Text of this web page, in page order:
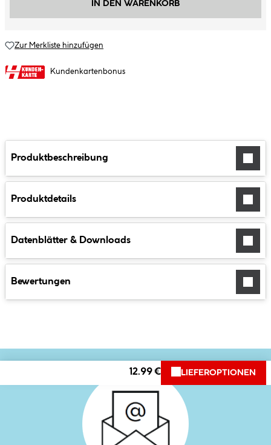
IN DEN WARENKORB
Zur Merkliste hinzufügen
Kundenkartenbonus
Produktbeschreibung
Produktdetails
Datenblätter & Downloads
Bewertungen
12.99 € LIEFEROPTIONEN